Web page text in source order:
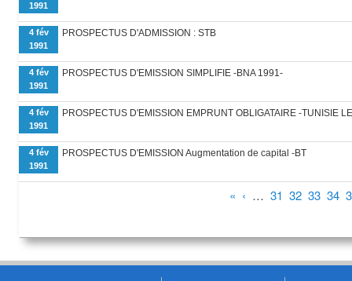
1991
4 fév
1991
PROSPECTUS D'ADMISSION : STB
4 fév
1991
PROSPECTUS D'EMISSION SIMPLIFIE -BNA 1991-
4 fév
1991
PROSPECTUS D'EMISSION EMPRUNT OBLIGATAIRE -TUNISIE
4 fév
1991
PROSPECTUS D'EMISSION Augmentation de capital -BT
« ‹ … 31 32 33 34